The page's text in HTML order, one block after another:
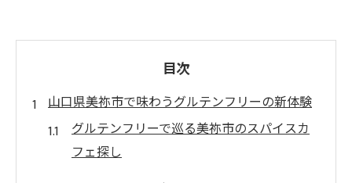
目次
山口県美祢市で味わうグルテンフリーの新体験
グルテンフリーで巡る美祢市のスパイスカ
フェ探し